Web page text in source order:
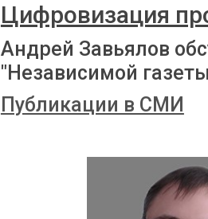
Цифровизация
Андрей Завьялов
"Независимой
Публикации в СМИ